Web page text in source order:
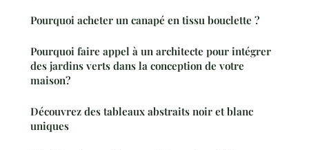
Pourquoi acheter un canapé en tissu bouclette ?
Pourquoi faire appel à un architecte pour intégrer
des jardins verts dans la conception de votre
maison?
Découvrez des tableaux abstraits noir et blanc
uniques